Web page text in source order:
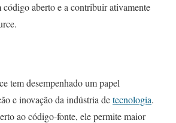
código aberto e a contribuir ativamente
tem desempenhado um papel
e inovação da indústria detecnologia.
ao código-fonte, ele permite maior